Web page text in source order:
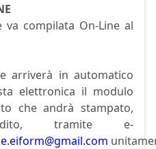
va compilata On-Line al
arriverà in automatico
elettronica il modulo
che andrà stampato,
tramite e-